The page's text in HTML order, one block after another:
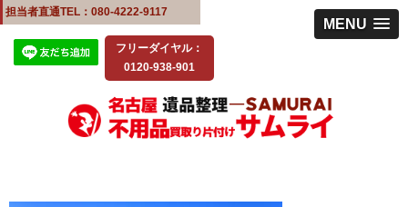
MENU
担当者直通TEL：080-4222-9117
フリーダイヤル：
0120-938-901